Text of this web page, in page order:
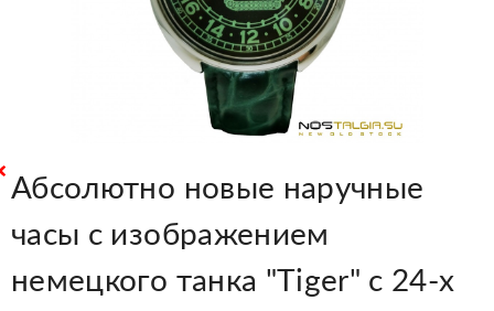
Абсолютно новые наручные
часы с изображением
немецкого танка "Tiger" с 24-х